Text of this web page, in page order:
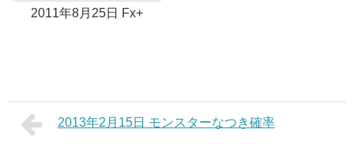
2011年8月25日 Fx+
2013年2月15日 モンスターなつき確率